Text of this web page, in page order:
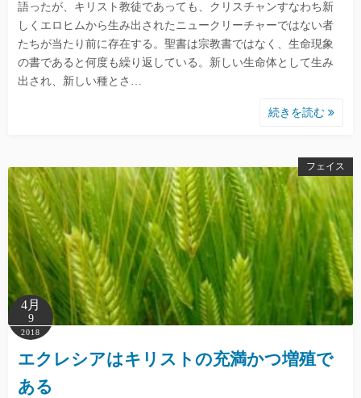
語ったが、キリスト教徒であっても、クリスチャンすなわち新
しくエロヒムから生み出されたニュークリーチャーではない者
たちが当たり前に存在する。聖書は宗教書ではなく、生命現象
の書であると何度も繰り返している。新しい生命体として生み
出され、新しい種とさ…
続きを読む
フェイス
4月
9
2018
エクレシアはキリストの充満かつ増殖で
ある